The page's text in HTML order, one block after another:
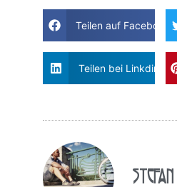
Teilen auf Facebook
Teilen bei Linkdin
Stefan